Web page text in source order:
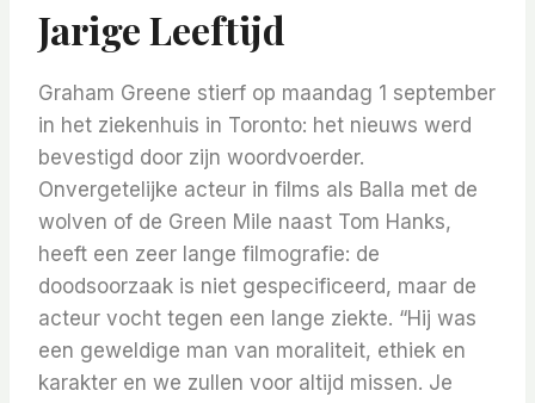
Jarige Leeftijd
Graham Greene stierf op maandag 1 september
in het ziekenhuis in Toronto: het nieuws werd
bevestigd door zijn woordvoerder.
Onvergetelijke acteur in films als Balla met de
wolven of de Green Mile naast Tom Hanks,
heeft een zeer lange filmografie: de
doodsoorzaak is niet gespecificeerd, maar de
acteur vocht tegen een lange ziekte. “Hij was
een geweldige man van moraliteit, ethiek en
karakter en we zullen voor altijd missen. Je